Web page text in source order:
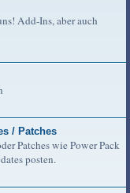
Add-Ins, aber auch
/ Patches
Patches wie Power Pack
posten.